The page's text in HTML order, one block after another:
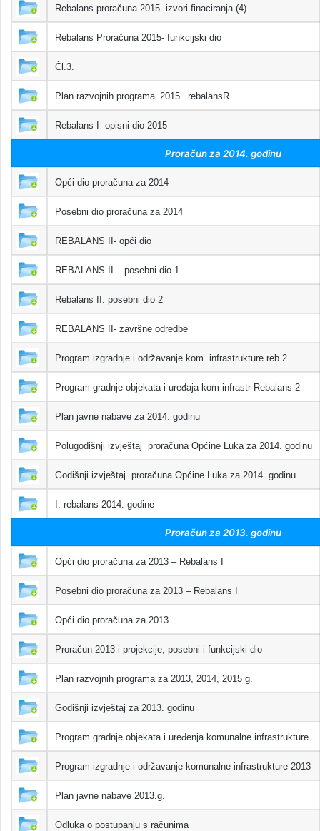
Rebalans proračuna 2015- izvori finaciranja (4)
Rebalans Proračuna 2015- funkcijski dio
Čl.3.
Plan razvojnih programa_2015._rebalansR
Rebalans I- opisni dio 2015
Proračun za 2014. godinu
Opći dio proračuna za 2014
Posebni dio proračuna za 2014
REBALANS II- opći dio
REBALANS II – posebni dio 1
Rebalans II. posebni dio 2
REBALANS II- završne odredbe
Program izgradnje i održavanje kom. infrastrukture reb.2.
Program gradnje objekata i uređaja kom infrastr-Rebalans 2
Plan javne nabave za 2014. godinu
Polugodišnji izvještaj proračuna Općine Luka za 2014. godinu
Godišnji izvještaj proračuna Općine Luka za 2014. godinu
I. rebalans 2014. godine
Proračun za 2013. godinu
Opći dio proračuna za 2013 – Rebalans I
Posebni dio proračuna za 2013 – Rebalans I
Opći dio proračuna za 2013
Proračun 2013 i projekcije, posebni i funkcijski dio
Plan razvojnih programa za 2013, 2014, 2015 g.
Godišnji izvještaj za 2013. godinu
Program gradnje objekata i uređenja komunalne infrastrukture
Program izgradnje i održavanje komunalne infrastrukture 2013
Plan javne nabave 2013.g.
Odluka o postupanju s računima